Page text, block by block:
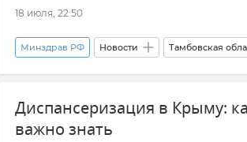
18 июля, 22:50
Минздрав РФ Новости Тамбовская
ВСУ (Вооруженные силы Украины) Атаки
Диспансеризация в Крыму:
важно знать